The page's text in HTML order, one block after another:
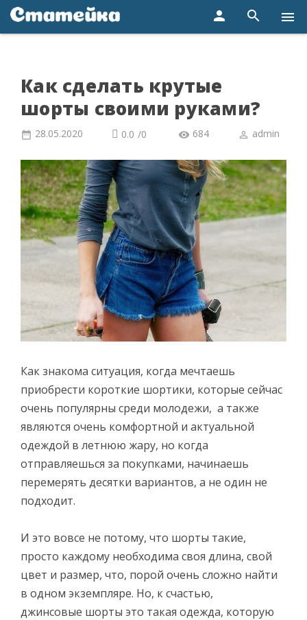
person search menu
Как сделать крутые
шорты своими руками?
28.05.2020 0.0 /0 684 admin
Как знакома ситуация, когда мечтаешь
приобрести короткие шортики, которые сейчас
очень популярны среди молодежи, а также
являются очень комфортной и актуальной
одеждой в летнюю жару, но когда
отправляешься за покупками, начинаешь
перемерять десятки вариантов, а не один не
подходит.
И это вовсе не потому, что шорты такие,
просто каждому необходима своя длина, свой
цвет и размер, что, порой очень сложно найти
в одном экземпляре. Но, к счастью,
джинсовые шорты это такая одежда, которую